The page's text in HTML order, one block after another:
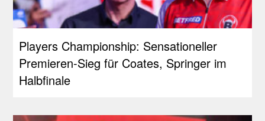
Players Championship: Sensationeller
Premieren-Sieg für Coates, Springer im
Halbfinale